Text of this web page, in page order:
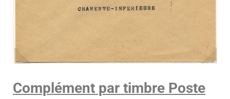
Complément par timbre Poste